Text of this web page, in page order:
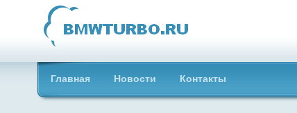
Главная Новости Контакты